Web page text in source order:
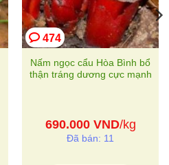
474
Nấm ngọc cẩu Hòa Bình bổ
thận tráng dương cực mạnh
690.000 VND/kg
Đã bán: 11